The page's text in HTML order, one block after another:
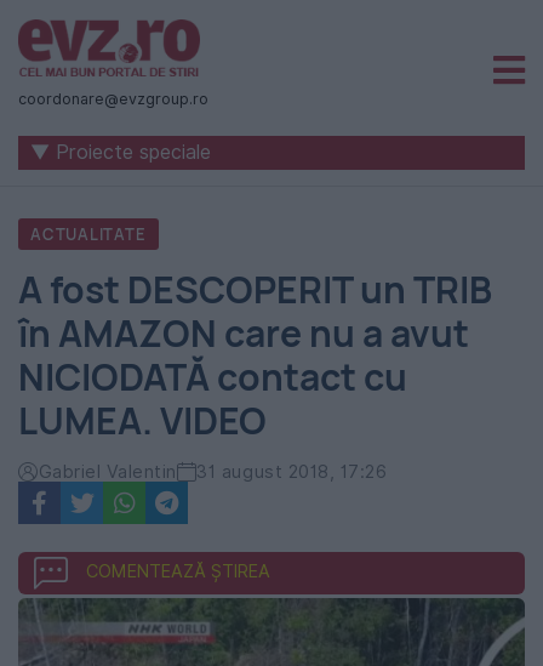
Știri
naționale
internaționale
România
-
Evenimentul
Zilei
coordonare@evzgroup.ro
▼ Proiecte speciale
ACTUALITATE
A fost DESCOPERIT un TRIB
în AMAZON care nu a avut
NICIODATĂ contact cu
LUMEA. VIDEO
Gabriel Valentin 31 august 2018, 17:26
COMENTEAZĂ ȘTIREA